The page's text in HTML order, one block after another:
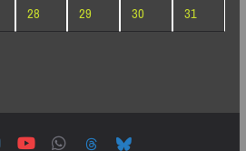
28 29 30
31